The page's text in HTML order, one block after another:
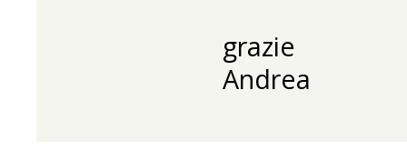
grazie
Andrea